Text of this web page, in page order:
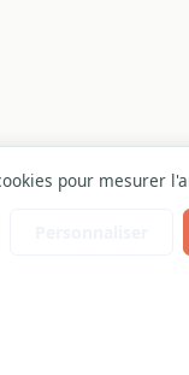
pour mesurer